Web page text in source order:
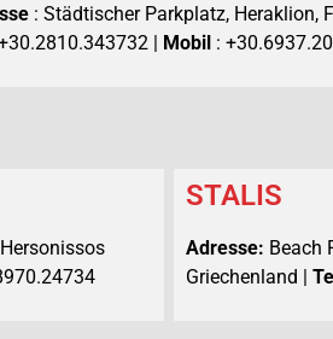
: Städtischer Parkplatz, Heraklion,
| Mobil :
STALIS
Adresse: Beach
Griechenland |